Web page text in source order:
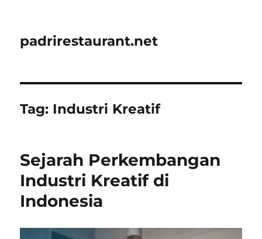
padrirestaurant.net
Tag: Industri Kreatif
Sejarah Perkembangan
Industri Kreatif di
Indonesia